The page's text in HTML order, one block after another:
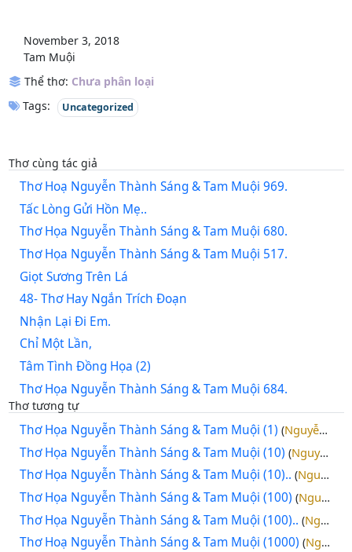
November 3, 2018
Tam Muội
Thể thơ: Chưa phân loại
Tags:
Uncategorized
Thơ cùng tác giả
Thơ Hoạ Nguyễn Thành Sáng & Tam Muội 969.
Tấc Lòng Gửi Hồn Mẹ..
Thơ Họa Nguyễn Thành Sáng & Tam Muội 680.
Thơ Họa Nguyễn Thành Sáng & Tam Muội 517.
Giọt Sương Trên Lá
48- Thơ Hay Ngắn Trích Đoạn
Nhận Lại Đi Em.
Chỉ Một Lần,
Tâm Tình Đồng Họa (2)
Thơ Họa Nguyễn Thành Sáng & Tam Muội 684.
Thơ tương tự
Thơ Họa Nguyễn Thành Sáng & Tam Muội (1) (Nguyễn Thành Sáng
Thơ Họa Nguyễn Thành Sáng & Tam Muội (10) (Nguyễn Thành Sáng
Thơ Họa Nguyễn Thành Sáng & Tam Muội (10).. (Nguyễn Thành Sáng
Thơ Họa Nguyễn Thành Sáng & Tam Muội (100) (Nguyễn Thành Sáng
Thơ Họa Nguyễn Thành Sáng & Tam Muội (100).. (Nguyễn Thành Sáng
Thơ Hoạ Nguyễn Thành Sáng & Tam Muội (1000) (Nguyễn Thành Sáng